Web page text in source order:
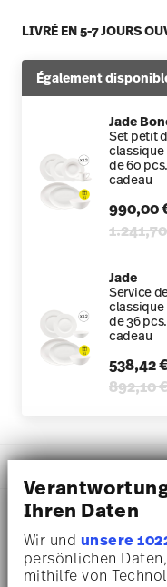
Ihren Daten
Wir und unsere
persönlichen
mithilfe von
LIVRÉ EN 5-7 JOURS
Également
Jade
Set petit
classique
de 60
cadeau
990,00
Price
Jade
Service
classique
de 36
cadeau
538,42
Price
892,10
DESCRIPTION
Rosenthal Jade Weiss
h 1,8 cm, Bone china